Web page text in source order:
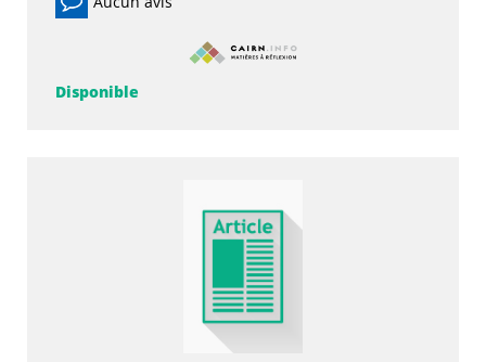
Disponible